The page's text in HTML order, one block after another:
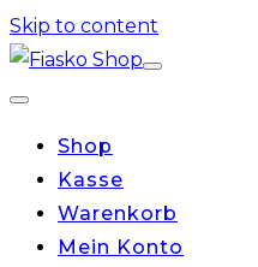
Skip to content
Shop
Kasse
Warenkorb
Mein Konto